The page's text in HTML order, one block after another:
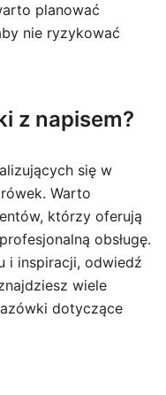
planować
nie ryzykować
z napisem?
się w
Warto
którzy oferują
obsługę.
i inspiracji, odwiedź
wiele
dotyczące